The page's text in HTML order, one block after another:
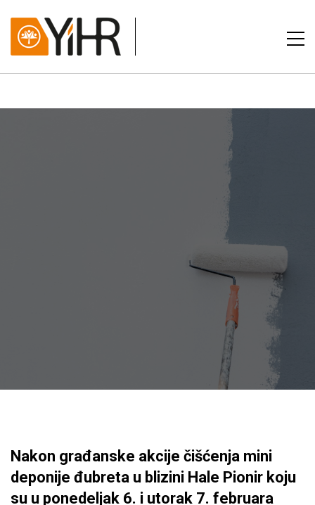
Nakon građanske akcije čišćenja mini
deponije đubreta u blizini Hale Pionir koju
su u ponedeljak 6. i utorak 7. februara